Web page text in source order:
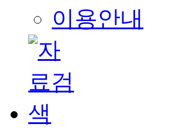
이용안내